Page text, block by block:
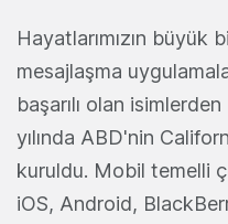
Hayatlarımızın büyük
mesajlaşma
başarılı olan
yılında ABD'nin
kuruldu. Mobil temelli
iOS, Android,